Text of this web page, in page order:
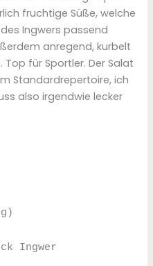
fruchtige Süße, welche
Ingwers passend
anregend, kurbelt
für Sportler. Der Salat
Standardrepertoire, ich
also irgendwie lecker
Ingwer